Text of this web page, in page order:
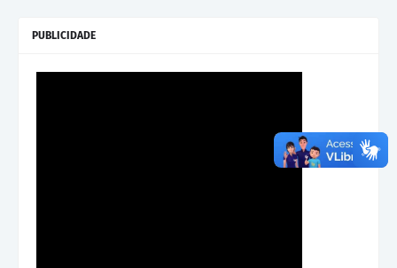
PUBLICIDADE